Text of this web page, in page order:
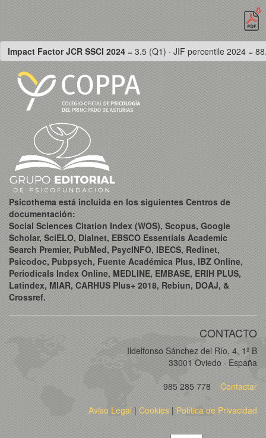
Impact Factor JCR SSCI 2024 = 3.5 (Q1) · JIF percentile 2024 =
Psicothema está incluida en los siguientes Centros de
documentación:
Social Sciences Citation Index (WOS), Scopus, Google
Scholar, SciELO, Dialnet, EBSCO Essentials Academic
Search Premier, PubMed, PsycINFO, IBECS, Redinet,
Psicodoc, Pubpsych, Fuente Académica Plus, IBZ Online,
Periodicals Index Online, MEDLINE, EMBASE, ERIH PLUS,
Latindex, MIAR, CARHUS Plus+ 2018, Rebiun, DOAJ, &
Crossref.
CONTACTO
Ildelfonso Sánchez del Río, 4, 1º B
33001 Oviedo · España
985 285 778
Contactar
Aviso Legal| Cookies | Política de Privacidad